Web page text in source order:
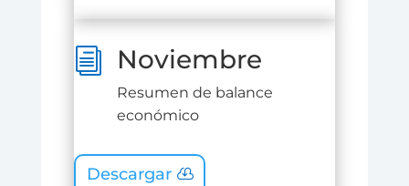
i Noviembre
Resumen de balance
económico
Descargar